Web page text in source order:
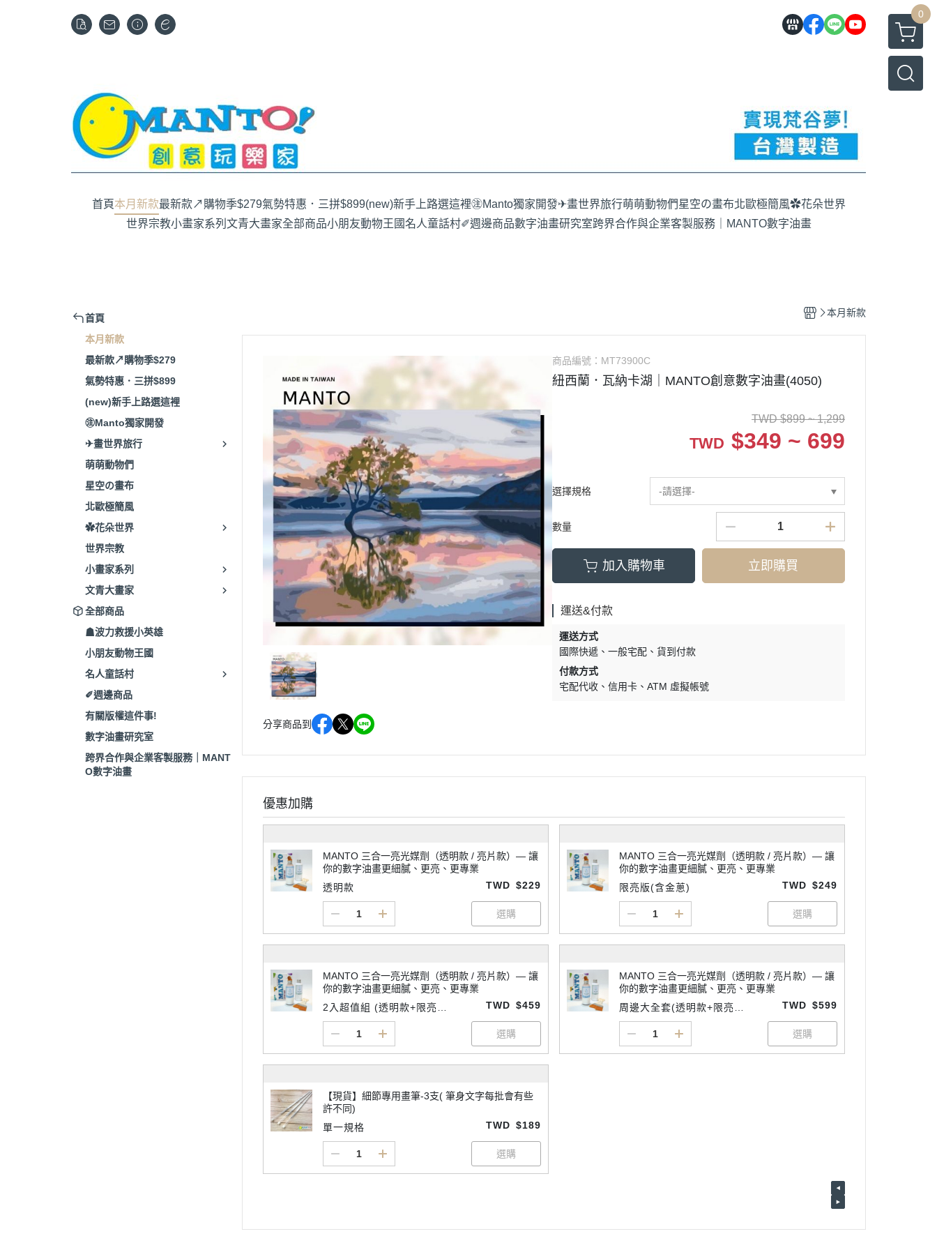
0
首頁本月新款最新款↗購物季$279氣勢特惠．三拼$899(new)新手上路選這裡㊟Manto獨家開發✈畫世界旅行萌萌動物們星空の畫布北歐極簡風✿花朵世界
世界宗教小畫家系列 文青大畫家全部商品小朋友動物王國名人童話村✐週邊商品數字油畫研究室跨界合作與企業客製服務｜MANTO數字油畫
首頁
本月新款
最新款↗購物季$279
氣勢特惠．三拼$899
(new)新手上路選這裡
㊟Manto獨家開發
✈畫世界旅行
萌萌動物們
星空の畫布
北歐極簡風
✿花朵世界
世界宗教
小畫家系列
文青大畫家
全部商品
☗波力救援小英雄
小朋友動物王國
名人童話村
✐週邊商品
有關版權這件事!
數字油畫研究室
跨界合作與企業客製服務｜MANT
O數字油畫
本月新款
分享商品到
商品編號： MT73900C
紐西蘭．瓦納卡湖｜MANTO創意數字油畫(4050)
TWD $899 ~ 1,299
TWD $349 ~ 699
選擇規格 -請選擇-
數量
加入購物車 立即購買
運送&付款
運送方式
國際快遞
一般宅配
貨到付款
付款方式
宅配代收
信用卡 ATM 虛擬帳號
優惠加購
MANTO 三合一亮光媒劑（透明款 / 亮片款）— 讓
你的數字油畫更細膩、更亮、更專業
透明款
TWD $229
MANTO 三合一亮光媒劑（透明款 / 亮片款）— 讓
你的數字油畫更細膩、更亮、更專業
限亮版(含金蔥)
TWD $249
MANTO 三合一亮光媒劑（透明款 / 亮片款）— 讓
你的數字油畫更細膩、更亮、更專業
2入超值組 (透明款+限亮款
TWD $459
MANTO 三合一亮光媒劑（透明款 / 亮片款）— 讓
你的數字油畫更細膩、更亮、更專業
周邊大全套(透明款+限亮款
TWD $599
【現貨】細節專用畫筆-3支( 筆身文字每批會有些
許不同)
單一規格
TWD $189